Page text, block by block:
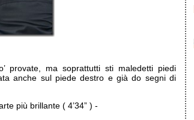
provate, ma soprattutti sti maledetti piedi
anche sul piede destro e già do segni di
più brillante ( 4’34” ) -